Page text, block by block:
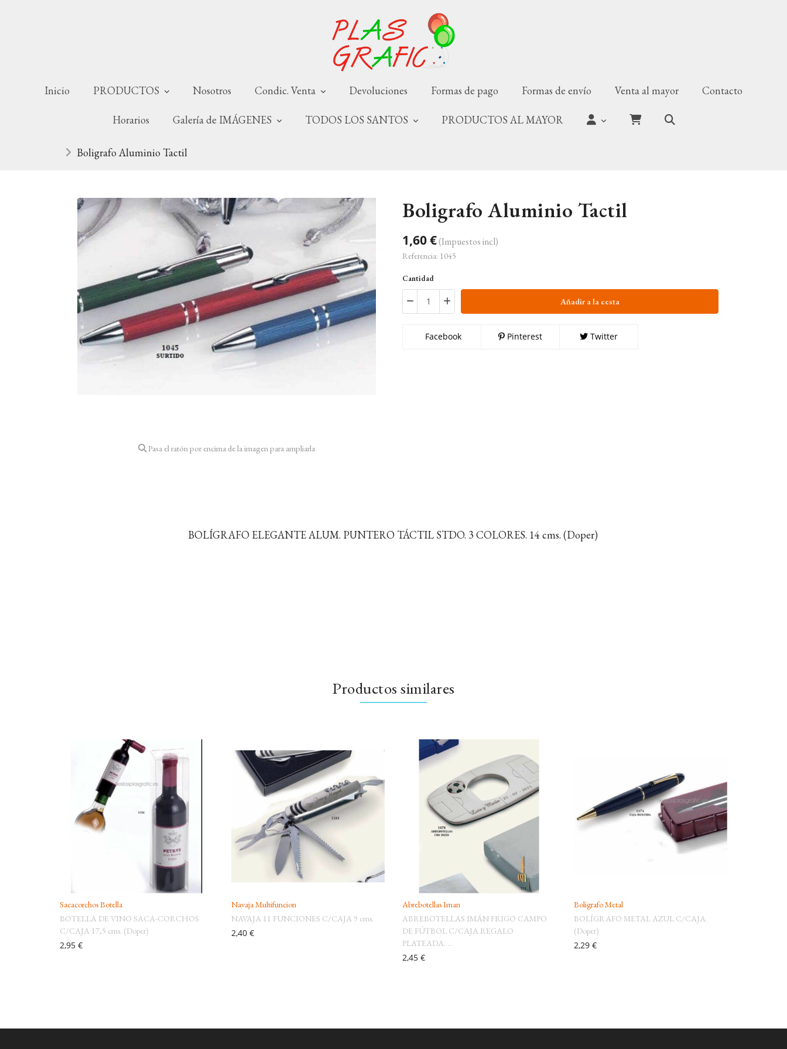
Inicio PRODUCTOS Nosotros Condic. Venta Devoluciones Formas de pago Formas de envío Venta al mayor Contacto
Horarios Galería de IMÁGENES TODOS LOS SANTOS PRODUCTOS AL MAYOR
Boligrafo Aluminio Tactil
Pasa el ratón por encima de la imagen para ampliarla
Boligrafo Aluminio Tactil
1,60 €(Impuestos incl)
Referencia: 1045
Cantidad
Añadir a la cesta
Facebook Pinterest Twitter
BOLÍGRAFO ELEGANTE ALUM. PUNTERO TÁCTIL STDO. 3 COLORES. 14 cms. (Doper)
Productos similares
Sacacorchos Botella
BOTELLA DE VINO SACA-CORCHOS
C/CAJA 17,5 cms. (Doper)
2,95 €
Navaja Multifuncion
NAVAJA 11 FUNCIONES C/CAJA 9 cms.
2,40 €
Abrebotellas Iman
ABREBOTELLAS IMÁN FRIGO CAMPO
DE FÚTBOL C/CAJA REGALO
PLATEADA. ...
2,45 €
Boligrafo Metal
BOLÍGRAFO METAL AZUL C/CAJA.
(Doper)
2,29 €